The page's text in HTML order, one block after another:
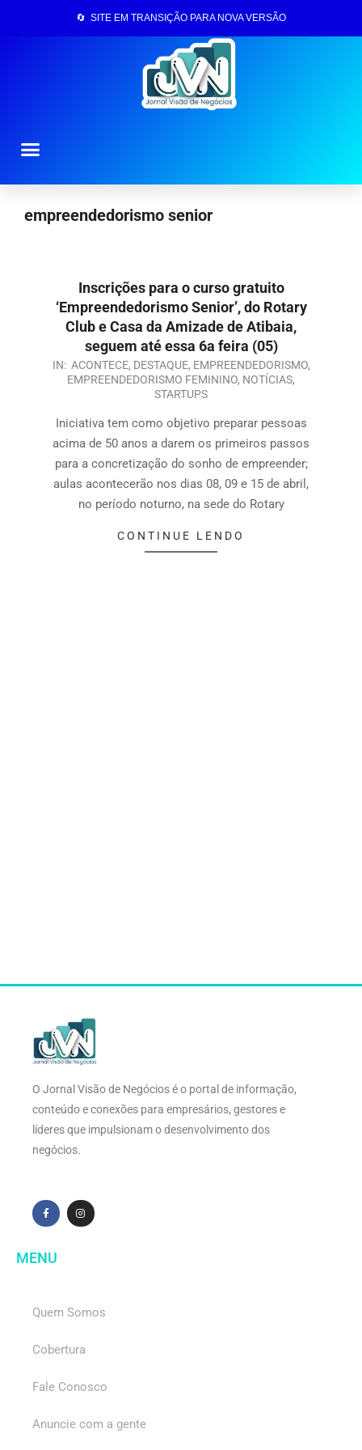
🔄 SITE EM TRANSIÇÃO PARA NOVA VERSÃO
empreendedorismo senior
Inscrições para o curso gratuito
‘Empreendedorismo Senior’, do Rotary
Club e Casa da Amizade de Atibaia,
seguem até essa 6a feira (05)
IN: ACONTECE, DESTAQUE, EMPREENDEDORISMO,
EMPREENDEDORISMO FEMININO, NOTÍCIAS,
STARTUPS
Iniciativa tem como objetivo preparar pessoas
acima de 50 anos a darem os primeiros passos
para a concretização do sonho de empreender;
aulas acontecerão nos dias 08, 09 e 15 de abril,
no período noturno, na sede do Rotary
CONTINUE LENDO
O Jornal Visão de Negócios é o portal de informação,
conteúdo e conexões para empresários, gestores e
líderes que impulsionam o desenvolvimento dos
negócios.
MENU
Quem Somos
Cobertura
Fale Conosco
Anuncie com a gente